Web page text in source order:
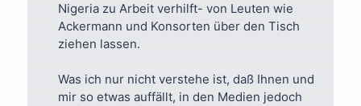
Nigeria zu Arbeit verhilft- von Leuten wie
Ackermann und Konsorten über den Tisch
ziehen lassen.
Was ich nur nicht verstehe ist, daß Ihnen und
mir so etwas auffällt, in den Medien jedoch